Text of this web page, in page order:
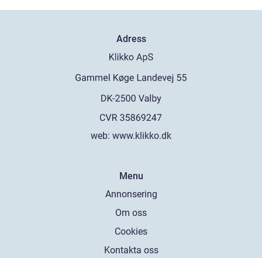
Adress
web: www.klikko.dk
Menu
Annonsering
Om oss
Cookies
Kontakta oss